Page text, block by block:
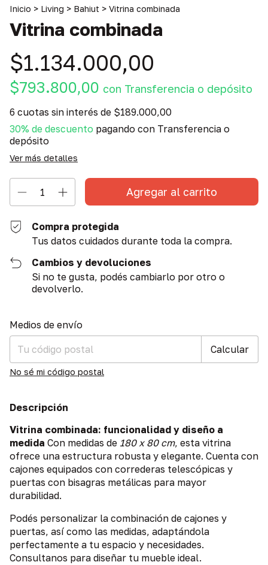
Inicio > Living > Bahiut > Vitrina combinada
Vitrina combinada
$1.134.000,00
$793.800,00 con Transferencia o depósito
6 cuotas sin interés de $189.000,00
30% de descuento pagando con Transferencia o
depósito
Ver más detalles
Compra protegida
Tus datos cuidados durante toda la compra.
Cambios y devoluciones
Si no te gusta, podés cambiarlo por otro o
devolverlo.
Entregas para el CP:
Medios de envío
Calcular
No sé mi código postal
Descripción
Vitrina combinada: funcionalidad y diseño a
medida Con medidas de 180 x 80 cm, esta vitrina
ofrece una estructura robusta y elegante. Cuenta con
cajones equipados con correderas telescópicas y
puertas con bisagras metálicas para mayor
durabilidad.
Podés personalizar la combinación de cajones y
puertas, así como las medidas, adaptándola
perfectamente a tu espacio y necesidades.
Consultanos para diseñar tu mueble ideal.